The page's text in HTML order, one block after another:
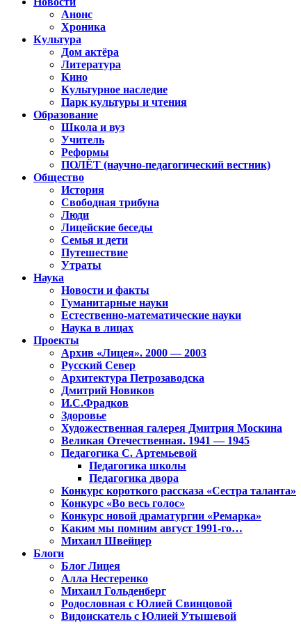
Анонс
Хроника
Культура
Дом актёра
Литература
Кино
Культурное наследие
Парк культуры и чтения
Образование
Школа и вуз
Учитель
Реформы
ПОЛЁТ (научно-педагогический вестник)
Общество
История
Свободная трибуна
Люди
Лицейские беседы
Семья и дети
Путешествие
Утраты
Наука
Новости и факты
Гуманитарные науки
Естественно-математические науки
Наука в лицах
Проекты
Архив «Лицея». 2000 — 2003
Русский Север
Архитектура Петрозаводска
Дмитрий Новиков
И.С.Фрадков
Здоровье
Художественная галерея Дмитрия Москина
Великая Отечественная. 1941 — 1945
Педагогика С. Артемьевой
Педагогика школы
Педагогика двора
Конкурс короткого рассказа «Сестра таланта»
Конкурс «Во весь голос»
Конкурс новой драматургии «Ремарка»
Каким мы помним август 1991-го…
Михаил Швейцер
Блоги
Блог Лицея
Алла Нестеренко
Михаил Гольденберг
Родословная с Юлией Свинцовой
Видоискатель с Юлией Утышевой